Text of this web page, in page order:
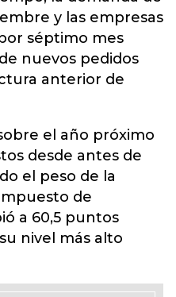
y las empresas
séptimo mes
nuevos pedidos
anterior de
el año próximo
desde antes de
el peso de la
de
a 60,5 puntos
nivel más alto